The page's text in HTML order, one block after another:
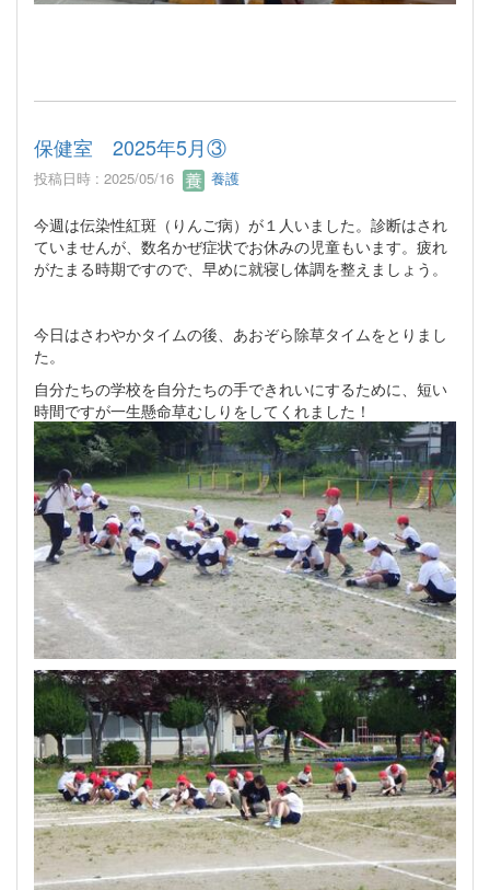
保健室 2025年5月③
投稿日時 : 2025/05/16 養護
今週は伝染性紅斑（りんご病）が１人いました。診断はされ
ていませんが、数名かぜ症状でお休みの児童もいます。疲れ
がたまる時期ですので、早めに就寝し体調を整えましょう。
今日はさわやかタイムの後、あおぞら除草タイムをとりまし
た。
自分たちの学校を自分たちの手できれいにするために、短い
時間ですが一生懸命草むしりをしてくれました！